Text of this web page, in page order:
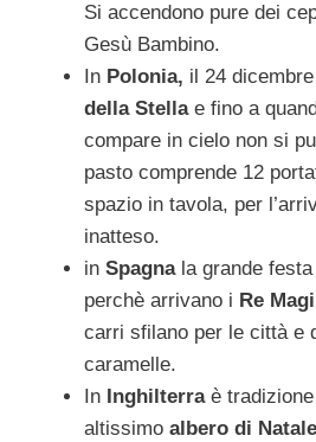
Si accendono pure dei
Gesù Bambino.
In Polonia, il 24
della Stella e fino a
compare in cielo non si
pasto comprende 12
spazio in tavola, per
inatteso.
in Spagna la grande festa
perchè arrivano i Re Magi
carri sfilano per le città e
caramelle.
In Inghilterra è
altissimo albero di Natale